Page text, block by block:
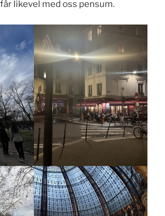
likevel med oss pensum.